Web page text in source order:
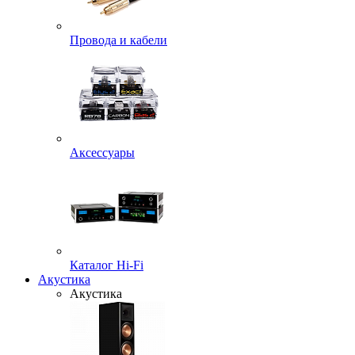
Провода и кабели
Аксессуары
Каталог Hi-Fi
Акустика
Акустика